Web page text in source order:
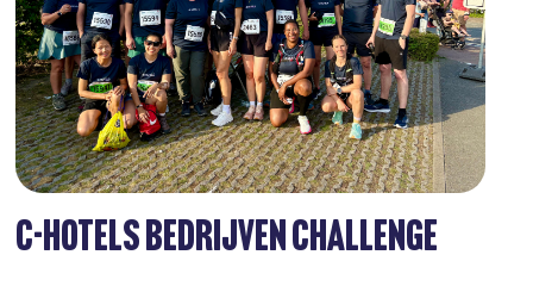
C-HOTELS BEDRIJVEN CHALLENGE